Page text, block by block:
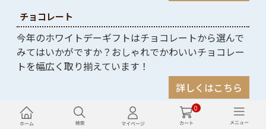
0
チョコレート
今年のホワイトデーギフトはチョコレートから選んで
みてはいかがですか？おしゃれでかわいいチョコレー
トを幅広く取り揃えています！
詳しくはこちら
マカロン